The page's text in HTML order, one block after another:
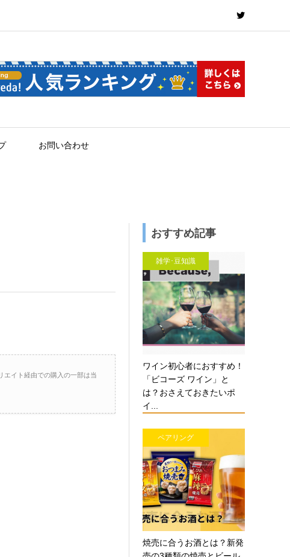
お問い合わせ
エイト経由での購入の一部は当
おすすめ記事
雑学･豆知識
ワイン初心者におすすめ！
「ビコーズ ワイン」と
は？おさえておきたいポ
イ...
ペアリング
焼売に合うお酒とは？新発